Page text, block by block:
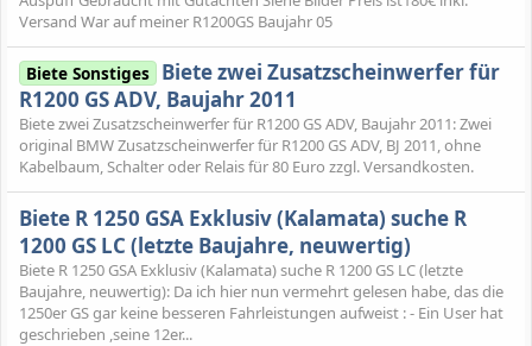
Versand War auf meiner R1200GS Baujahr 05
Biete Sonstiges Biete zwei Zusatzscheinwerfer für
R1200 GS ADV, Baujahr 2011
Biete zwei Zusatzscheinwerfer für R1200 GS ADV, Baujahr 2011: Zwei
original BMW Zusatzscheinwerfer für R1200 GS ADV, BJ 2011, ohne
Kabelbaum, Schalter oder Relais für 80 Euro zzgl. Versandkosten.
Biete R 1250 GSA Exklusiv (Kalamata) suche R
1200 GS LC (letzte Baujahre, neuwertig)
Biete R 1250 GSA Exklusiv (Kalamata) suche R 1200 GS LC (letzte
Baujahre, neuwertig): Da ich hier nun vermehrt gelesen habe, das die
1250er GS gar keine besseren Fahrleistungen aufweist : - Ein User hat
geschrieben ,seine 12er...